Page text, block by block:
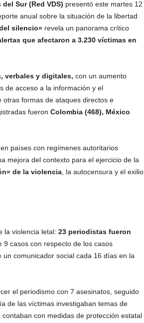
del Sur (Red VDS) presentó este martes 12
anual sobre la situación de la libertad
silencio»revela un panorama crítico
que afectaron a 3.230 víctimas en
verbales y digitales, con un aumento
de acceso a la información y el
formas de ataques directos e
fueron Colombia (468), México
países con regímenes autoritarios
mejora del contexto para el ejercicio de la
de la violencia, la autocensura y el exilio
la violencia letal: 23 periodistas fueron
casos con respecto de los casos
comunicador social cada 16 días en la
el periodismo con 7 asesinatos, seguido
de las víctimas investigaban temas de
con medidas de protección estatal